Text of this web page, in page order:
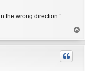
the wrong direction.”
ρ